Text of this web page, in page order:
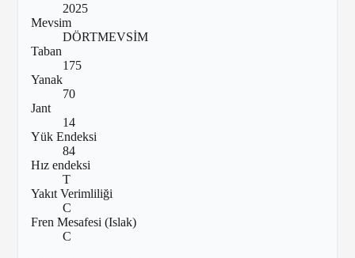
2025
Mevsim
DÖRTMEVSİM
Taban
175
Yanak
70
Jant
14
Yük Endeksi
84
Hız endeksi
T
Yakıt Verimliliği
C
Fren Mesafesi (Islak)
C